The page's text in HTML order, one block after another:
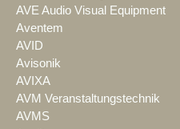
AVE Audio Visual Equipment
Aventem
AVID
Avisonik
AVIXA
AVM Veranstaltungstechnik
AVMS